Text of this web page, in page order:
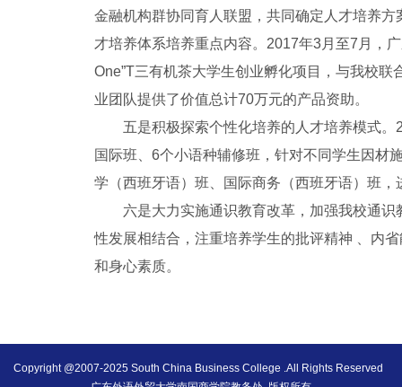
金融机构群协同育人联盟，共同确定人才培养
才培养体系培养重点内容。2017年3月至7月，
One”T三有机茶大学生创业孵化项目，与我校联
业团队提供了价值总计70万元的产品资助。
五是积极探索个性化培养的人才培养模式。
国际班、6个小语种辅修班，针对不同学生因材
学（西班牙语）班、国际商务（西班牙语）班
六是大力实施通识教育改革，加强我校通识
性发展相结合，注重培养学生的批评精神 、内
和身心素质。
Copyright @2007-2025 South China Business College .All Rights Reserved